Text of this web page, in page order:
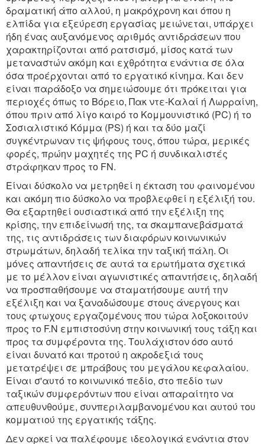
δραματική άπο αλλού, η μακρόχρονη και όπου η
ελπίδα για εξεύρεση εργασίας μειώνεται, υπάρχει
ήδη ένας αυξανόμενος αριθμός αντιδράσεων που
χαρακτηρίζονται από ρατσισμό, μίσος κατά των
μεταναστών ακόμη και εχθρότητα ενάντια σε όλα
όσα προέρχονται από το εργατικό κίνημα. Και δεν
είναι παράδοξο να σημειώσουμε ότι πρόκειται για
περιοχές όπως το Βόρειο, Πακ ντε-Καλαί ή Λωρραίνη,
όπου πριν από λίγο καιρό το Κομμουνιστικό (PC) ή το
Σοσιαλιστικό Κόμμα (PS) ή και τα δύο μαζί
συγκέντρωναν τις ψήφους τους, όπου τώρα, μερικές
φορές, πρώην μαχητές της PC ή συνδικαλιστές
στράφηκαν προς το FN.
Είναι δύσκολο να μετρηθεί η έκταση του φαινομένου
και ακόμη πιο δύσκολο να προβλεφθεί η εξέλιξή του.
Θα εξαρτηθεί ουσιαστικά από την εξέλιξη της
κρίσης, την επιδείνωσή της, τα σκαμπανεβάσματά
της, τις αντιδράσεις των διαφόρων κοινωνικών
στρωμάτων, δηλαδή τελίκα την ταξική πάλη. Οι
μόνες απαντήσεις σε αυτά τα ερωτήματα σχετικά
με το μέλλον είναι αγωνιστικές απαντήσεις, δηλαδή
να προσπαθήσουμε να σταματήσουμε αυτή την
εξέλιξη και να ξαναδώσουμε στους άνεργους και
τους φτωχους εργαζομένους που τώρα λοξοκοιτούν
προς το F.N εμπιστοσύνη στην κοινωνική τους τάξη και
προς τα συμφέροντα της. Τουλάχιστον όσο αυτό
είναι δυνατό και προτού η ακροδεξιά τους
μετατρέψει σε μπράβους του μεγάλου κεφαλαίου.
Είναι σ'αυτό το κοινωνικό πεδίο, στο πεδίο των
ταξικών συμφερόντων που είναι απαραίτητο να
απευθυνθούμε, συνπεριλαμβανομένου και αυτού του
κομματιού της εργατικής τάξης.
Δεν αρκεί να παλέφουμε ιδεολογικά ενάντια στον